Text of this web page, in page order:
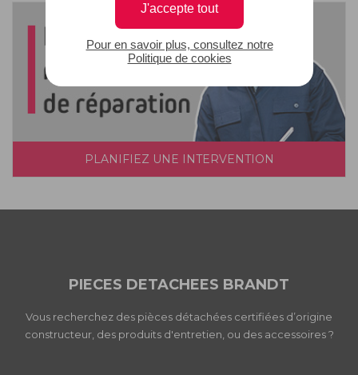
J'accepte tout
Pour en savoir plus, consultez notre
Politique de cookies
PLANIFIEZ UNE INTERVENTION
PIECES DETACHEES BRANDT
Vous recherchez des pièces détachées certifiées d’origine
constructeur, des produits d'entretien, ou des accessoires ?